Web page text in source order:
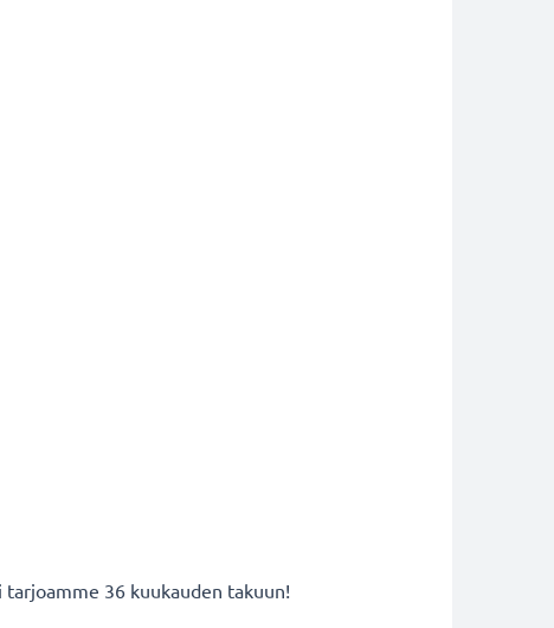
36 kuukauden takuun!